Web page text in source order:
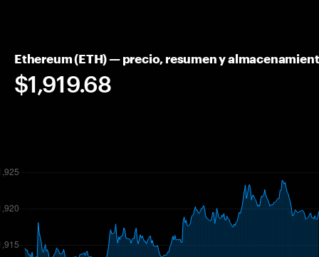
Ethereum (ETH) — precio, resumen y
$1,919.68